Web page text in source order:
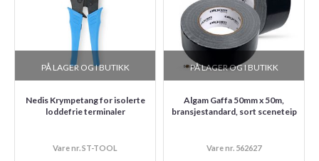
PÅ LAGER OG I BUTIKK
Nedis Krympetang for isolerte
loddefrie terminaler
Vare nr. ST-TOOL
PÅ LAGER OG I BUTIKK
Algam Gaffa 50mm x 50m,
bransjestandard, sort sceneteip
Vare nr. 562627